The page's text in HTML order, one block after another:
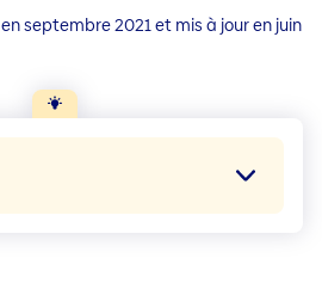
septembre 2021 et mis à jour en juin